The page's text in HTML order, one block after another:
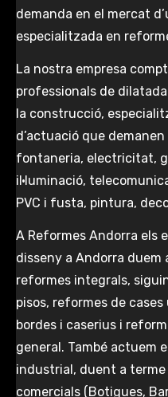
demanda en el mercat
especialitzada en
La nostra empresa
professionals de
la construcció,
d’actuació que
fontaneria, electricitat,
il·luminació,
PVC i fusta, pintura,
A Reformes Andorra els
disseny a Andorra
reformes integrals,
pisos, reformes de
bordes i caserius i
general. També actuem
industrial, duent a
comercials (Botigues,